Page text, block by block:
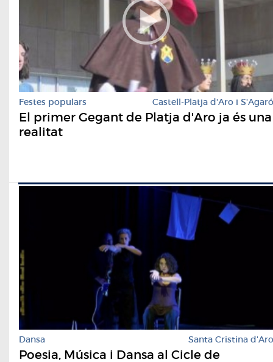
Festes populars Castell-Platja d'Aro i S'Agaró
El primer Gegant de Platja d'Aro ja és una
realitat
Dansa Santa Cristina d'Aro
Poesia, Música i Dansa al Cicle de